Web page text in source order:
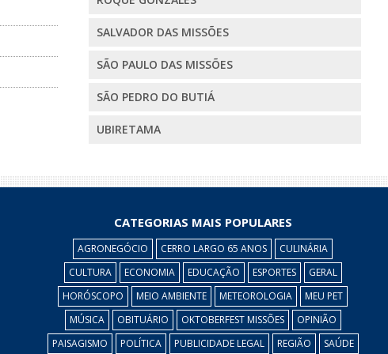
SALVADOR DAS MISSÕES
SÃO PAULO DAS MISSÕES
SÃO PEDRO DO BUTIÁ
UBIRETAMA
CATEGORIAS MAIS POPULARES
AGRONEGÓCIO CERRO LARGO 65 ANOS
CULINÁRIA
CULTURA
ECONOMIA EDUCAÇÃO ESPORTES
GERAL
HORÓSCOPO
MEIO AMBIENTE METEOROLOGIA
MEU PET
MÚSICA
OBITUÁRIO OKTOBERFEST MISSÕES
OPINIÃO
PAISAGISMO
POLÍTICA PUBLICIDADE LEGAL REGIÃO SAÚDE